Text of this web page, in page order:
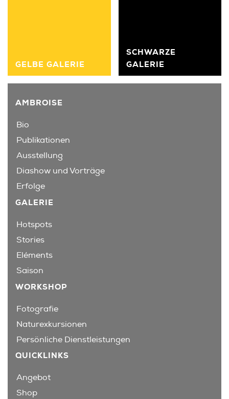
GELBE GALERIE
SCHWARZE
GALERIE
AMBROISE
Bio
Publikationen
Ausstellung
Diashow und Vorträge
Erfolge
GALERIE
Hotspots
Stories
Eléments
Saison
WORKSHOP
Fotografie
Naturexkursionen
Persönliche Dienstleistungen
QUICKLINKS
Angebot
Shop